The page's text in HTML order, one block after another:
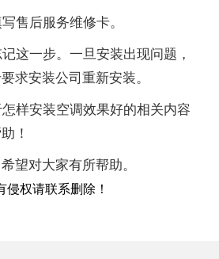
售后服务维修卡。
这一步。一旦安装出现问题，
求安装公司重新安装。
样安装空调效果好的相关内容
！
望对大家有所帮助。
权请联系删除！